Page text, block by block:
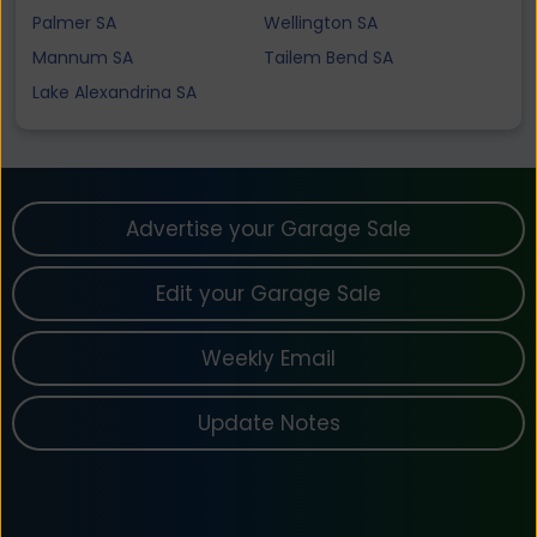
Palmer SA
Wellington SA
Mannum SA
Tailem Bend SA
Lake Alexandrina SA
Advertise your Garage Sale
Edit your Garage Sale
Weekly Email
Update Notes